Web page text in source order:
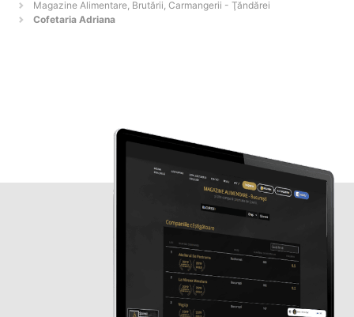
Magazine Alimentare, Brutării, Carmangerii - Ţăndărei
Cofetaria Adriana